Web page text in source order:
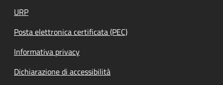
URP
Posta elettronica certificata (PEC)
Informativa privacy
Dichiarazione di accessibilità